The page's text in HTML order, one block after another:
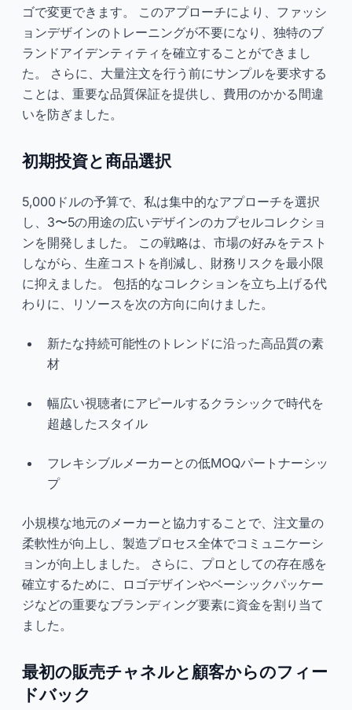
ゴで変更できます。 このアプローチにより、ファッシ
ョンデザインのトレーニングが不要になり、独特のブ
ランドアイデンティティを確立することができまし
た。 さらに、大量注文を行う前にサンプルを要求する
ことは、重要な品質保証を提供し、費用のかかる間違
いを防ぎました。
初期投資と商品選択
5,000ドルの予算で、私は集中的なアプローチを選択
し、3〜5の用途の広いデザインのカプセルコレクショ
ンを開発しました。 この戦略は、市場の好みをテスト
しながら、生産コストを削減し、財務リスクを最小限
に抑えました。 包括的なコレクションを立ち上げる代
わりに、リソースを次の方向に向けました。
新たな持続可能性のトレンドに沿った高品質の素
材
幅広い視聴者にアピールするクラシックで時代を
超越したスタイル
フレキシブルメーカーとの低MOQパートナーシッ
プ
小規模な地元のメーカーと協力することで、注文量の
柔軟性が向上し、製造プロセス全体でコミュニケーシ
ョンが向上しました。 さらに、プロとしての存在感を
確立するために、ロゴデザインやベーシックパッケー
ジなどの重要なブランディング要素に資金を割り当て
ました。
最初の販売チャネルと顧客からのフィー
ドバック